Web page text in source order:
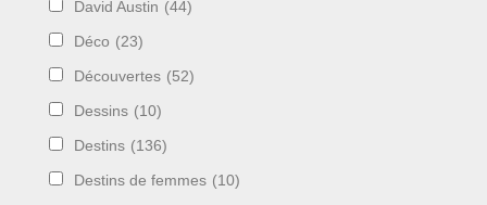
David Austin (44)
Déco (23)
Découvertes (52)
Dessins (10)
Destins (136)
Destins de femmes (10)